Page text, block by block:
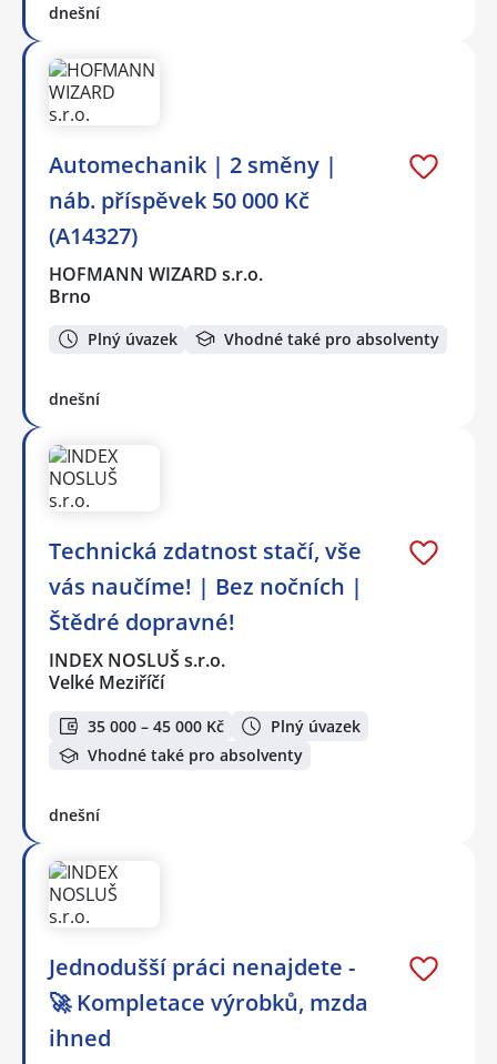
dnešní
Automechanik | 2 směny |
náb. příspěvek 50 000 Kč
(A14327)
HOFMANN WIZARD s.r.o.
Brno
Plný úvazek Vhodné také pro absolventy
dnešní
Technická zdatnost stačí, vše
vás naučíme! | Bez nočních |
Štědré dopravné!
INDEX NOSLUŠ s.r.o.
Velké Meziříčí
35 000 – 45 000 Kč
Plný úvazek
Vhodné také pro absolventy
dnešní
Jednodušší práci nenajdete -
🚀 Kompletace výrobků, mzda
ihned